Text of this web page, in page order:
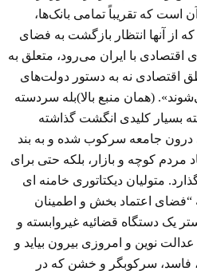
که تقریباً تمامی بانک‌ها،
از آنها انتظار بازگشت به فضای
اقتصادی با ایران می‌رود، متعلق به
نه به دستور دولت‌های
(همان منبع بالا)بله سردسته
بسیار کلیدی انگشت گذاشته
درون جامعه سرکوب شده و به بند
مردم کوچه و بازار، بلکه حتی برای
متولیان دیکتاتوری خامنه ای
“فضای اعتماد بخش و اطمینان
یک دستگاه قضائیه غیروابسته و
نوین و امروزی بیرون بیاید و
فاسد، سرکوبگر و خشن که در